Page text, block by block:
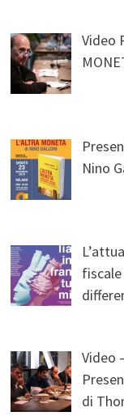
Video
Nino
Video
di